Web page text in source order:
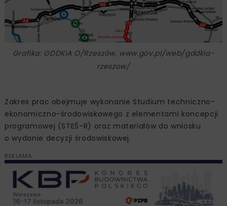
Grafika: GDDKiA O/Rzeszów, www.gov.pl/web/gddkia-
rzeszow/
Zakres prac obejmuje wykonanie Studium techniczno-
ekonomiczno-środowiskowego z elementami koncepcji
programowej (STEŚ-R) oraz materiałów do wniosku
o wydanie decyzji środowiskowej.
REKLAMA